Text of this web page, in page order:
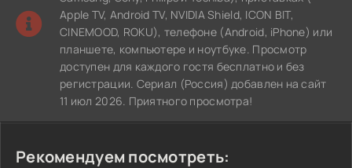
Apple TV, Android TV, NVIDIA Shield, ICON BIT,
CINEMOOD, ROKU), телефоне (Android, iPhone) или
планшете, компьютере и ноутбуке. Просмотр
доступен для каждого гостя бесплатно и без
регистрации. Сериал (Россия) добавлен на сайт
11 июл 2026. Приятного просмотра!
Рекомендуем посмотреть: